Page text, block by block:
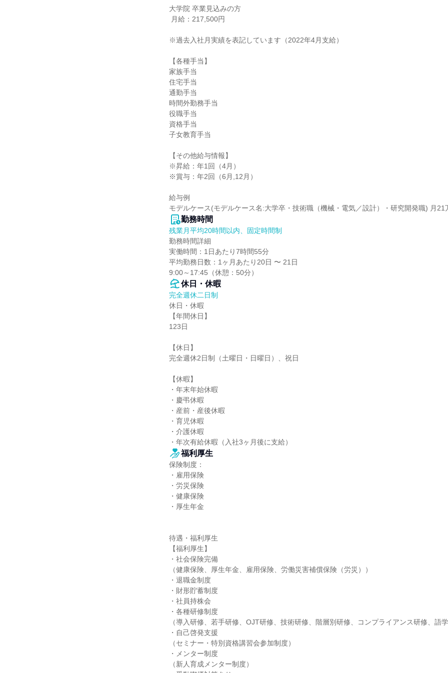
大学院 卒業見込みの方
※過去入社月実績を表記しています（2022年4月支給）
【各種手当】
家族手当
住宅手当
通勤手当
時間外勤務手当
役職手当
資格手当
子女教育手当
【その他給与情報】
※昇給：年1回（4月）
※賞与：年2回（6月,12月）
給与例
モデルケース(モデルケース名:大学卒・技術職（機械・電気／設計）・研究開発職) 月21
勤務時間
残業月平均20時間以内、固定時間制
勤務時間詳細
実働時間：1日あたり7時間55分
平均勤務日数：1ヶ月あたり20日 〜 21日
9:00～17:45（休憩：50分）
休日・休暇
完全週休二日制
休日・休暇
【年間休日】
123日
【休日】
完全週休2日制（土曜日・日曜日）、祝日
【休暇】
・年末年始休暇
・慶弔休暇
・産前・産後休暇
・育児休暇
・介護休暇
・年次有給休暇（入社3ヶ月後に支給）
福利厚生
保険制度：
・雇用保険
・労災保険
・健康保険
・厚生年金
待遇・福利厚生
【福利厚生】
・社会保険完備
（健康保険、厚生年金、雇用保険、労働災害補償保険（労災））
・退職金制度
・財形貯蓄制度
・社員持株会
・各種研修制度
（導入研修、若手研修、OJT研修、技術研修、階層別研修、コンプライアンス研修、語
・自己啓発支援
（セミナー・特別資格講習会参加制度）
・メンター制度
（新人育成メンター制度）